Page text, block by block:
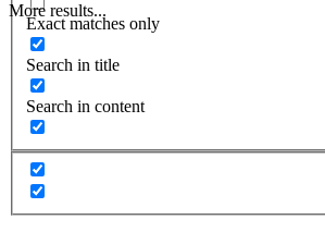
More results...
Exact matches only
Search in title
Search in content